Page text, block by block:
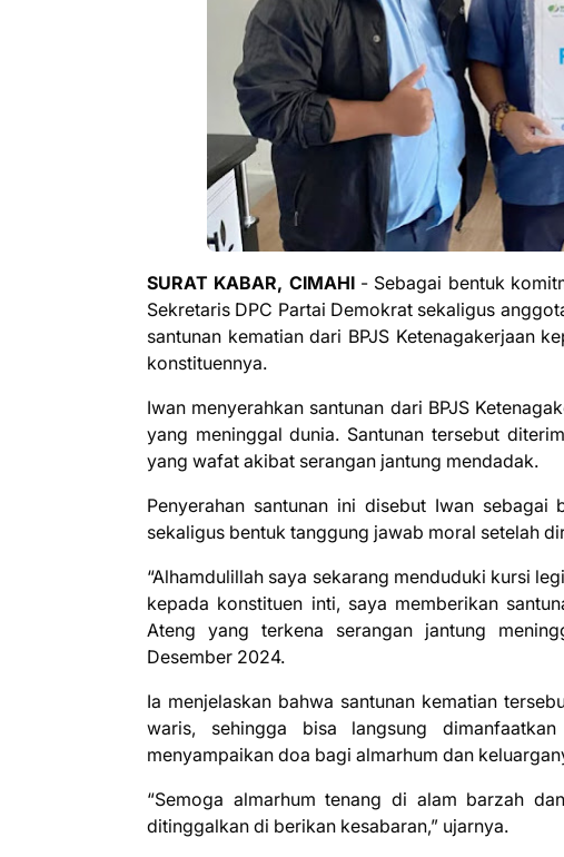
SURAT KABAR, CIMAHI- Sebagai bentuk
Sekretaris DPC Partai Demokrat sekaligus
santunan kematian dari BPJS Ketenagakerjaan
konstituennya.
Iwan menyerahkan santunan dari BPJS
yang meninggal dunia. Santunan tersebut
yang wafat akibat serangan jantung mendadak.
Penyerahan santunan ini disebut Iwan
sekaligus bentuk tanggung jawab moral setelah
“Alhamdulillah saya sekarang menduduki kursi
kepada konstituen inti, saya memberikan
Ateng yang terkena serangan jantung
Desember 2024.
Ia menjelaskan bahwa santunan kematian
waris, sehingga bisa langsung
menyampaikan doa bagi almarhum dan
“Semoga almarhum tenang di alam barzah
ditinggalkan di berikan kesabaran,” ujarnya.